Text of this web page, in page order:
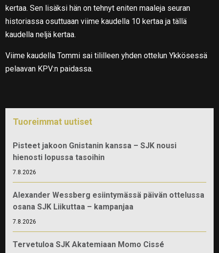
kertaa. Sen lisäksi hän on tehnyt eniten maaleja seuran
historiassa osuttuaan viime kaudella 10 kertaa ja tällä
kaudella neljä kertaa.
Viime kaudella Tommi sai tililleen yhden ottelun Ykkösessä
pelaavan KPV:n paidassa.
Tuoreimmat uutiset
Pisteet jakoon Gnistanin kanssa – SJK nousi
hienosti lopussa tasoihin
7.8.2026
Alexander Wessberg esiintymässä päivän ottelussa
osana SJK Liikuttaa – kampanjaa
7.8.2026
Tervetuloa SJK Akatemiaan Momo Cissé